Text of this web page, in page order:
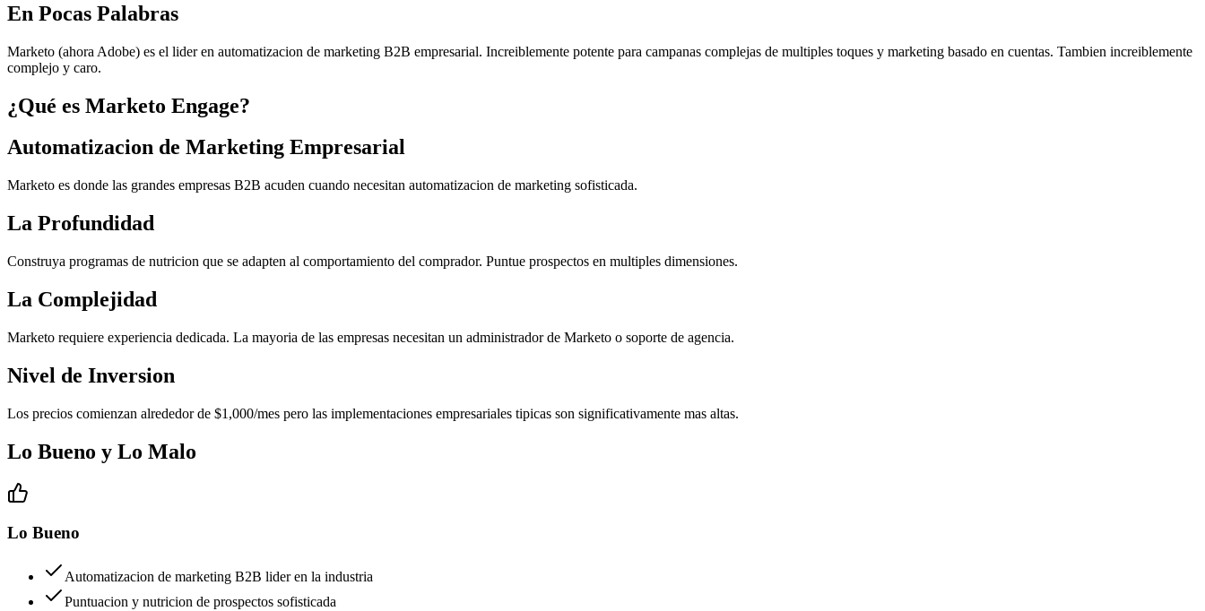
En Pocas Palabras
Marketo (ahora Adobe) es el lider en automatizacion de marketing B2B empresarial. Increiblemente potente para campanas complejas de multiples toques y marketing basado en cuentas. Tambien increiblemente
complejo y caro.
¿Qué es Marketo Engage?
Automatizacion de Marketing Empresarial
Marketo es donde las grandes empresas B2B acuden cuando necesitan automatizacion de marketing sofisticada.
La Profundidad
Construya programas de nutricion que se adapten al comportamiento del comprador. Puntue prospectos en multiples dimensiones.
La Complejidad
Marketo requiere experiencia dedicada. La mayoria de las empresas necesitan un administrador de Marketo o soporte de agencia.
Nivel de Inversion
Los precios comienzan alrededor de $1,000/mes pero las implementaciones empresariales tipicas son significativamente mas altas.
Lo Bueno y Lo Malo
Lo Bueno
Automatizacion de marketing B2B lider en la industria
Puntuacion y nutricion de prospectos sofisticada